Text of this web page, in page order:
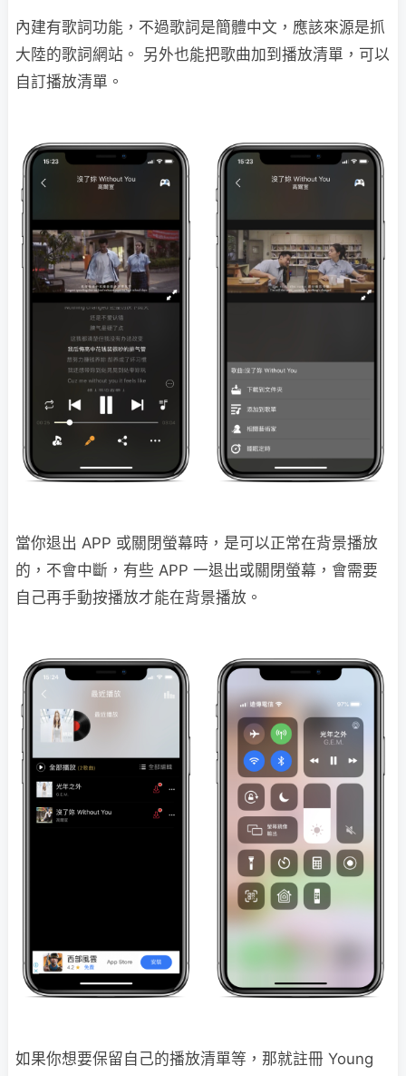
內建有歌詞功能，不過歌詞是簡體中文，應該來源是抓
大陸的歌詞網站。 另外也能把歌曲加到播放清單，可以
自訂播放清單。
當你退出 APP 或關閉螢幕時，是可以正常在背景播放
的，不會中斷，有些 APP 一退出或關閉螢幕，會需要
自己再手動按播放才能在背景播放。
如果你想要保留自己的播放清單等，那就註冊 Young